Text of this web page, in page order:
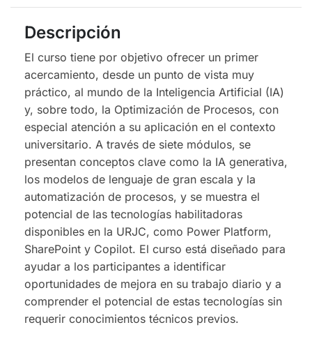
Descripción
El curso tiene por objetivo ofrecer un primer
acercamiento, desde un punto de vista muy
práctico, al mundo de la Inteligencia Artificial (IA)
y, sobre todo, la Optimización de Procesos, con
especial atención a su aplicación en el contexto
universitario. A través de siete módulos, se
presentan conceptos clave como la IA generativa,
los modelos de lenguaje de gran escala y la
automatización de procesos, y se muestra el
potencial de las tecnologías habilitadoras
disponibles en la URJC, como Power Platform,
SharePoint y Copilot. El curso está diseñado para
ayudar a los participantes a identificar
oportunidades de mejora en su trabajo diario y a
comprender el potencial de estas tecnologías sin
requerir conocimientos técnicos previos.